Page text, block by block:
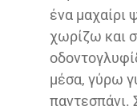
ένα
χωρίζω και
μέσα, γύρω
παντεσπάνι.